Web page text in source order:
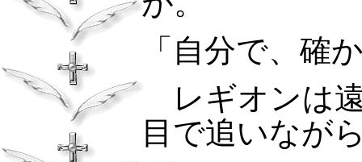
「自分で、確
レギオンは
目で追いなが